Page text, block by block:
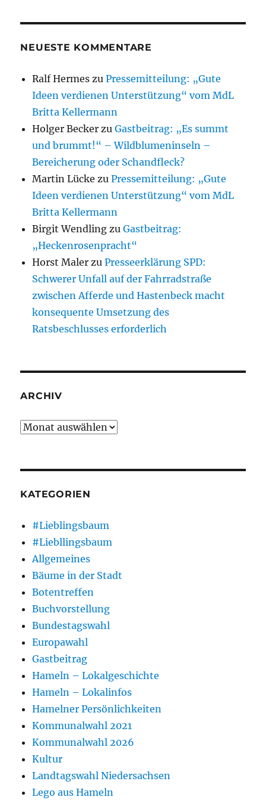
NEUESTE KOMMENTARE
Ralf Hermes zuPressemitteilung: „Gute
Ideen verdienen Unterstützung“ vom MdL
Britta Kellermann
Holger Becker zuGastbeitrag: „Es summt
und brummt!“ – Wildblumeninseln –
Bereicherung oder Schandfleck?
Martin Lücke zuPressemitteilung: „Gute
Ideen verdienen Unterstützung“ vom MdL
Britta Kellermann
Birgit Wendling zuGastbeitrag:
„Heckenrosenpracht“
Horst Maler zuPresseerklärung SPD:
Schwerer Unfall auf der Fahrradstraße
zwischen Afferde und Hastenbeck macht
konsequente Umsetzung des
Ratsbeschlusses erforderlich
ARCHIV
Archiv
KATEGORIEN
#Lieblingsbaum
#Liebllingsbaum
Allgemeines
Bäume in der Stadt
Botentreffen
Buchvorstellung
Bundestagswahl
Europawahl
Gastbeitrag
Hameln – Lokalgeschichte
Hameln – Lokalinfos
Hamelner Persönlichkeiten
Kommunalwahl 2021
Kommunalwahl 2026
Kultur
Landtagswahl Niedersachsen
Lego aus Hameln